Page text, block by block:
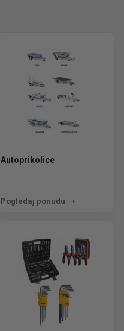
Autoprikolice
Pogledaj ponudu